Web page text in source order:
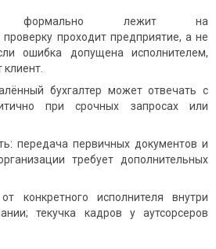
формально лежит на
проходит предприятие, а не
ошибка допущена исполнителем,
бухгалтер может отвечать с
при срочных запросах или
передача первичных документов и
требует дополнительных
конкретного исполнителя внутри
текучка кадров у аутсорсеров